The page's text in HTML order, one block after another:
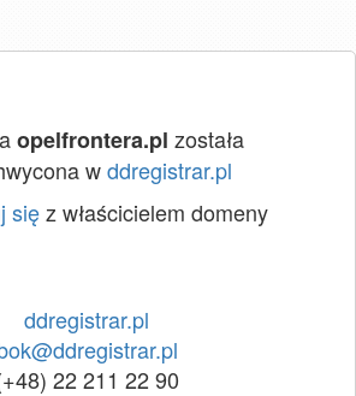
opelfrontera.pl została
wddregistrar.pl
sięz właścicielem domeny
ddregistrar.pl
22 211 22 90